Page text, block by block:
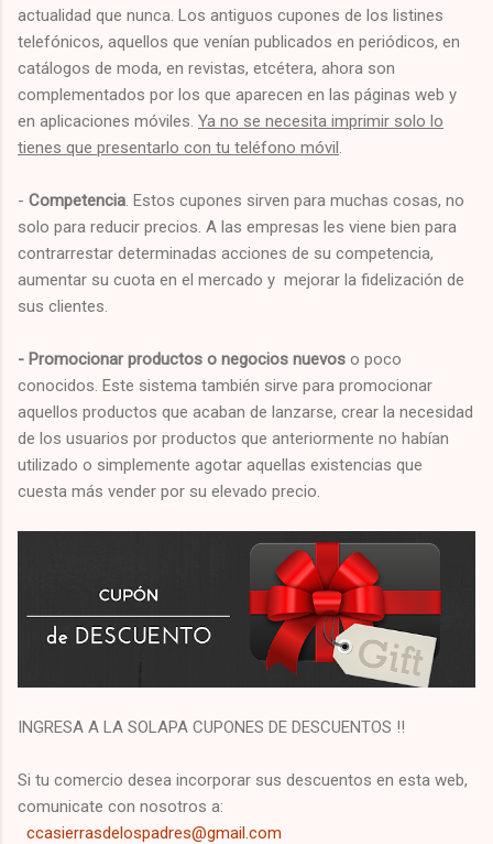
actualidad que nunca. Los antiguos cupones de los listines
telefónicos, aquellos que venían publicados en periódicos, en
catálogos de moda, en revistas, etcétera, ahora son
complementados por los que aparecen en las páginas web y
en aplicaciones móviles. Ya no se necesita imprimir solo lo
tienes que presentarlo con tu teléfono móvil
- Competencia . Estos cupones sirven para muchas cosas, no
solo para reducir precios. A las empresas les viene bien para
contrarrestar determinadas acciones de su competencia,
aumentar su cuota en el mercado y mejorar la fidelización de
sus clientes.
- Promocionar productos o negocios nuevos o poco
conocidos. Este sistema también sirve para promocionar
aquellos productos que acaban de lanzarse, crear la necesidad
de los usuarios por productos que anteriormente no habían
utilizado o simplemente agotar aquellas existencias que
cuesta más vender por su elevado precio.
INGRESA A LA SOLAPA CUPONES DE DESCUENTOS !!
Si tu comercio desea incorporar sus descuentos en esta web,
comunicate con nosotros a:
ccasierrasdelospadres@gmail.com